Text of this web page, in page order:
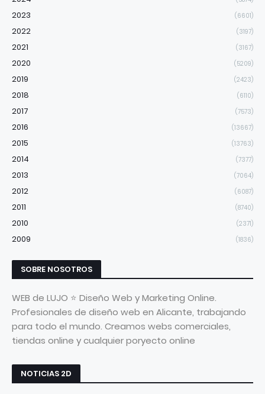
2023 (6601)
2022 (3197)
2021 (3167)
2020 (5209)
2019 (2423)
2018 (6110)
2017 (7573)
2016 (13667)
2015 (13763)
2014 (7377)
2013 (7064)
2012 (6087)
2011 (8740)
2010 (2371)
2009 (1836)
SOBRE NOSOTROS
WEB de LUJO ⭐ Diseño Web y Marketing Online.
Profesionales de diseño web en Alicante, trabajando
para todo el mundo. Creamos webs comerciales,
tiendas online y cualquier poryecto online
NOTICIAS 2D